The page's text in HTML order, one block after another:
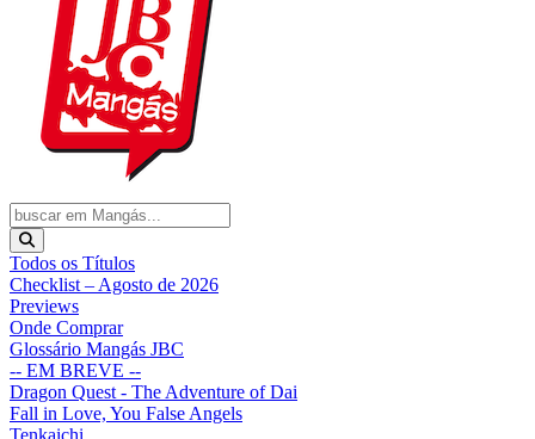
Todos os Títulos
Checklist – Agosto de 2026
Previews
Onde Comprar
Glossário Mangás JBC
-- EM BREVE --
Dragon Quest - The Adventure of Dai
Fall in Love, You False Angels